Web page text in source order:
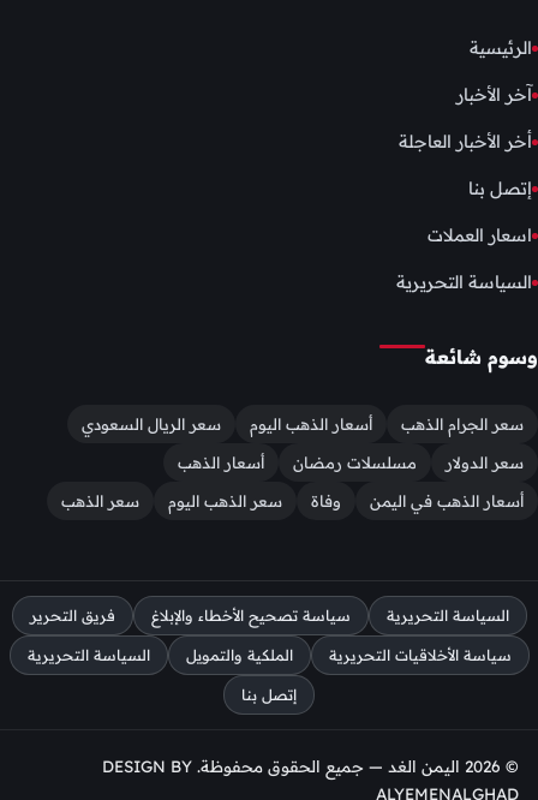
الرئيسية
آخر الأخبار
أخر الأخبار العاجلة
إتصل بنا
اسعار العملات
السياسة التحريرية
وسوم شائعة
سعر الجرام الذهب أسعار الذهب اليوم
سعر الريال السعودي
سعر الدولار
مسلسلات رمضان
أسعار الذهب
أسعار الذهب في اليمن
وفاة سعر الذهب اليوم سعر الذهب
السياسة التحريرية سياسة تصحيح الأخطاء والإبلاغ فريق التحرير
سياسة الأخلاقيات التحريرية الملكية والتمويل السياسة التحريرية
إتصل بنا
© 2026 اليمن الغد — جميع الحقوق محفوظة. DESIGN BY
ALYEMENALGHAD